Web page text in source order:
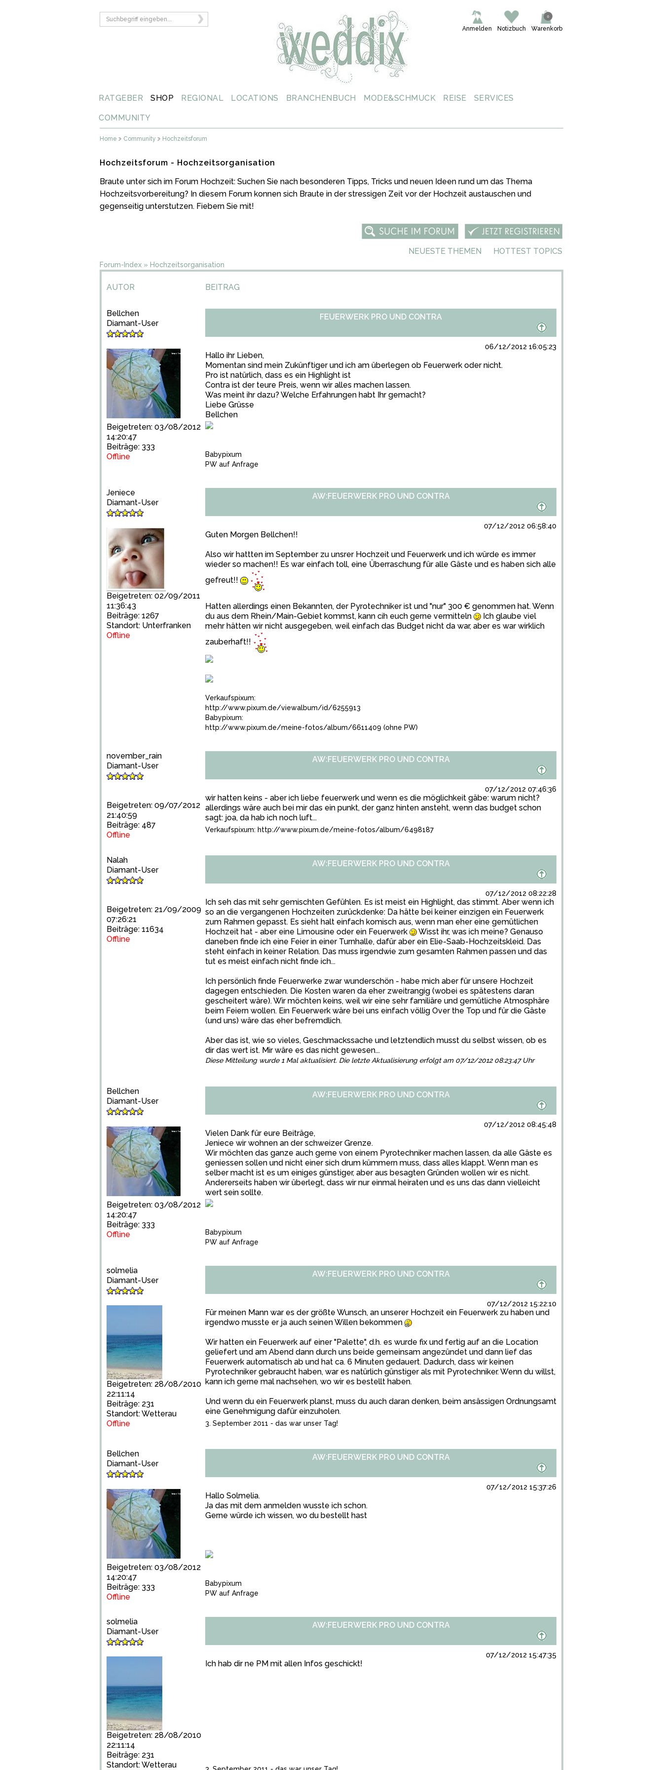
Warenkorb
0
Notizbuch
Anmelden
RATGEBER SHOP REGIONAL LOCATIONS BRANCHENBUCH MODE&SCHMUCK REISE SERVICES
COMMUNITY
Home Community Hochzeitsforum
Hochzeitsforum - Hochzeitsorganisation
Braute unter sich im Forum Hochzeit: Suchen Sie nach besonderen Tipps, Tricks und neuen Ideen rund um das Thema
Hochzeitsvorbereitung? In diesem Forum konnen sich Braute in der stressigen Zeit vor der Hochzeit austauschen und
gegenseitig unterstutzen. Fiebern Sie mit!
NEUESTE THEMEN HOTTEST TOPICS
Forum-Index » Hochzeitsorganisation
AUTOR BEITRAG
Bellchen
Diamant-User
Beigetreten: 03/08/2012
14:20:47
Beiträge: 333
Offline
FEUERWERK PRO UND CONTRA
06/12/2012 16:05:23
Hallo ihr Lieben,
Momentan sind mein Zukünftiger und ich am überlegen ob Feuerwerk oder nicht.
Pro ist natürlich, dass es ein Highlight ist
Contra ist der teure Preis, wenn wir alles machen lassen.
Was meint ihr dazu? Welche Erfahrungen habt Ihr gemacht?
Liebe Grüsse
Bellchen
Babypixum
PW auf Anfrage
Jeniece
Diamant-User
Beigetreten: 02/09/2011
11:36:43
Beiträge: 1267
Standort: Unterfranken
Offline
AW:FEUERWERK PRO UND CONTRA
07/12/2012 06:58:40
Guten Morgen Bellchen!!
Also wir hattten im September zu unsrer Hochzeit und Feuerwerk und ich würde es immer
wieder so machen!! Es war einfach toll, eine Überraschung für alle Gäste und es haben sich alle
gefreut!!
Hatten allerdings einen Bekannten, der Pyrotechniker ist und "nur" 300 € genommen hat. Wenn
du aus dem Rhein/Main-Gebiet kommst, kann cih euch gerne vermitteln
Ich glaube viel
mehr hätten wir nicht ausgegeben, weil einfach das Budget nicht da war, aber es war wirklich
zauberhaft!!
Verkaufspixum:
http://www.pixum.de/viewalbum/id/6255913
Babypixum:
http://www.pixum.de/meine-fotos/album/6611409 (ohne PW)
november_rain
Diamant-User
Beigetreten: 09/07/2012
21:40:59
Beiträge: 487
Offline
AW:FEUERWERK PRO UND CONTRA
07/12/2012 07:46:36
wir hatten keins - aber ich liebe feuerwerk und wenn es die möglichkeit gäbe: warum nicht?
allerdings wäre auch bei mir das ein punkt, der ganz hinten ansteht, wenn das budget schon
sagt: joa, da hab ich noch luft...
Verkaufspixum: http://www.pixum.de/meine-fotos/album/6498187
Nalah
Diamant-User
Beigetreten: 21/09/2009
07:26:21
Beiträge: 11634
Offline
AW:FEUERWERK PRO UND CONTRA
07/12/2012 08:22:28
Ich seh das mit sehr gemischten Gefühlen. Es ist meist ein Highlight, das stimmt. Aber wenn ich
so an die vergangenen Hochzeiten zurückdenke: Da hätte bei keiner einzigen ein Feuerwerk
zum Rahmen gepasst. Es sieht halt einfach komisch aus, wenn man eher eine gemütlichen
Hochzeit hat - aber eine Limousine oder ein Feuerwerk
Wisst ihr, was ich meine? Genauso
daneben finde ich eine Feier in einer Turnhalle, dafür aber ein Elie-Saab-Hochzeitskleid. Das
steht einfach in keiner Relation. Das muss irgendwie zum gesamten Rahmen passen und das
tut es meist einfach nicht finde ich...
Ich persönlich finde Feuerwerke zwar wunderschön - habe mich aber für unsere Hochzeit
dagegen entschieden. Die Kosten waren da eher zweitrangig (wobei es spätestens daran
gescheitert wäre). Wir möchten keins, weil wir eine sehr familiäre und gemütliche Atmosphäre
beim Feiern wollen. Ein Feuerwerk wäre bei uns einfach völlig Over the Top und für die Gäste
(und uns) wäre das eher befremdlich.
Aber das ist, wie so vieles, Geschmackssache und letztendlich musst du selbst wissen, ob es
dir das wert ist. Mir wäre es das nicht gewesen...
Diese Mitteilung wurde 1 Mal aktualisiert. Die letzte Aktualisierung erfolgt am 07/12/2012 08:23:47 Uhr
Bellchen
Diamant-User
Beigetreten: 03/08/2012
14:20:47
Beiträge: 333
Offline
AW:FEUERWERK PRO UND CONTRA
07/12/2012 08:45:48
Vielen Dank für eure Beiträge,
Jeniece wir wohnen an der schweizer Grenze.
Wir möchten das ganze auch gerne von einem Pyrotechniker machen lassen, da alle Gäste es
geniessen sollen und nicht einer sich drum kümmern muss, dass alles klappt. Wenn man es
selber macht ist es um einiges günstiger, aber aus besagten Gründen wollen wir es nicht.
Andererseits haben wir überlegt, dass wir nur einmal heiraten und es uns das dann vielleicht
wert sein sollte.
Babypixum
PW auf Anfrage
solmelia
Diamant-User
Beigetreten: 28/08/2010
22:11:14
Beiträge: 231
Standort: Wetterau
Offline
AW:FEUERWERK PRO UND CONTRA
07/12/2012 15:22:10
Für meinen Mann war es der größte Wunsch, an unserer Hochzeit ein Feuerwerk zu haben und
irgendwo musste er ja auch seinen Willen bekommen
Wir hatten ein Feuerwerk auf einer "Palette", d.h. es wurde fix und fertig auf an die Location
geliefert und am Abend dann durch uns beide gemeinsam angezündet und dann lief das
Feuerwerk automatisch ab und hat ca. 6 Minuten gedauert. Dadurch, dass wir keinen
Pyrotechniker gebraucht haben, war es natürlich günstiger als mit Pyrotechniker. Wenn du willst,
kann ich gerne mal nachsehen, wo wir es bestellt haben.
Und wenn du ein Feuerwerk planst, muss du auch daran denken, beim ansässigen Ordnungsamt
eine Genehmigung dafür einzuholen.
3. September 2011 - das war unser Tag!
Bellchen
Diamant-User
Beigetreten: 03/08/2012
14:20:47
Beiträge: 333
Offline
AW:FEUERWERK PRO UND CONTRA
07/12/2012 15:37:26
Hallo Solmelia.
Ja das mit dem anmelden wusste ich schon.
Gerne würde ich wissen, wo du bestellt hast
Babypixum
PW auf Anfrage
solmelia
Diamant-User
Beigetreten: 28/08/2010
22:11:14
Beiträge: 231
Standort: Wetterau
AW:FEUERWERK PRO UND CONTRA
07/12/2012 15:47:35
Ich hab dir ne PM mit allen Infos geschickt!